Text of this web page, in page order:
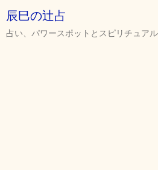
辰巳の辻占
占い、パワースポットとスピリチュア